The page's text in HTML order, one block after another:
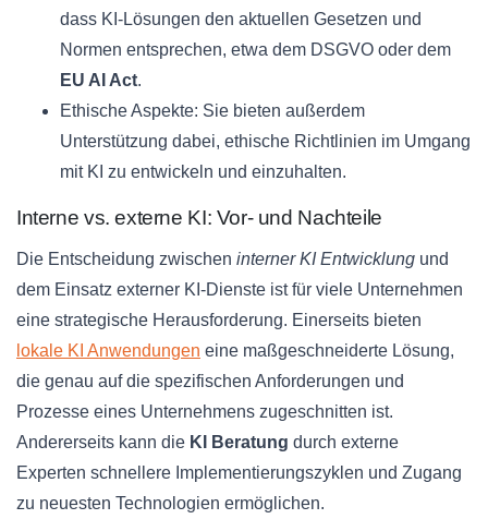
dass KI-Lösungen den aktuellen Gesetzen und
Normen entsprechen, etwa dem DSGVO oder dem
EU AI Act.
Ethische Aspekte: Sie bieten außerdem
Unterstützung dabei, ethische Richtlinien im Umgang
mit KI zu entwickeln und einzuhalten.
Interne vs. externe KI: Vor- und Nachteile
Die Entscheidung zwischen interner KI Entwicklung und
dem Einsatz externer KI-Dienste ist für viele Unternehmen
eine strategische Herausforderung. Einerseits bieten
lokale KI Anwendungen eine maßgeschneiderte Lösung,
die genau auf die spezifischen Anforderungen und
Prozesse eines Unternehmens zugeschnitten ist.
Andererseits kann die KI Beratung durch externe
Experten schnellere Implementierungszyklen und Zugang
zu neuesten Technologien ermöglichen.